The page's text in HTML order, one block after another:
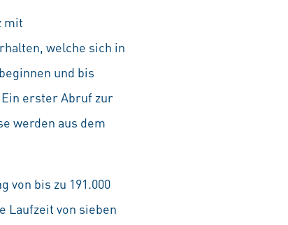
mit
welche sich in
und bis
erster Abruf zur
werden aus dem
von bis zu 191.000
Laufzeit von sieben